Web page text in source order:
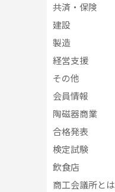
共済・保険
建設
製造
経営支援
その他
会員情報
陶磁器商業
合格発表
検定試験
飲食店
商工会議所とは